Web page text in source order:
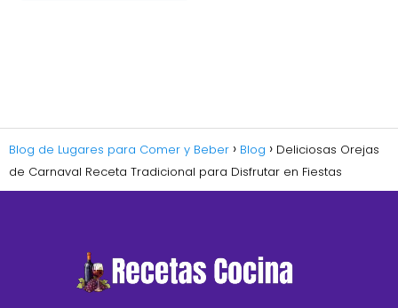
Blog de Lugares para Comer y Beber Blog
Deliciosas Orejas
de Carnaval Receta Tradicional para Disfrutar en Fiestas